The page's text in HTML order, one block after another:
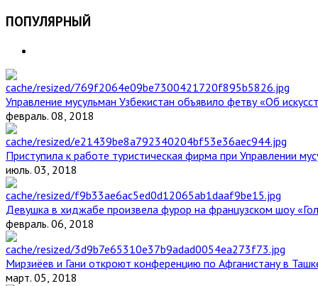
ПОПУЛЯРНЫЙ
Управление мусульман Узбекистан объявило фетву «Об
февраль. 08, 2018
Приступила к работе туристическая фирма при Управлении
июль. 03, 2018
Девушка в хиджабе произвела фурор на французском шоу
февраль. 06, 2018
Мирзиёев и Гани откроют конференцию по Афганистану в
март. 05, 2018